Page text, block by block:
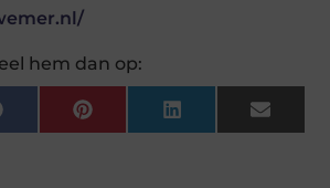
hem dan op:
Facebook Pinterest LinkedIn Email